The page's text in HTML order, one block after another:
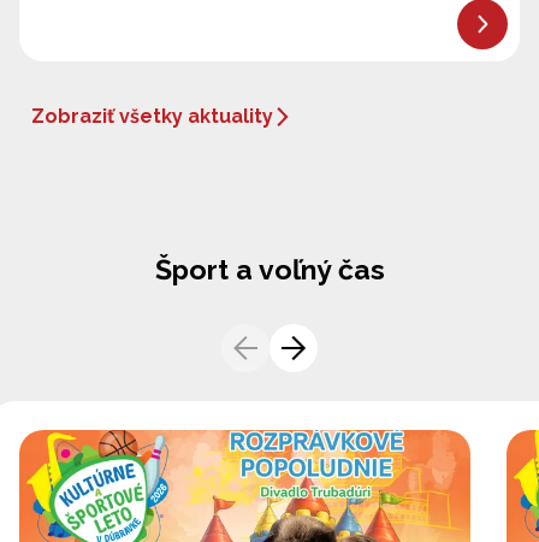
Zobraziť všetky aktuality
Šport a voľný čas